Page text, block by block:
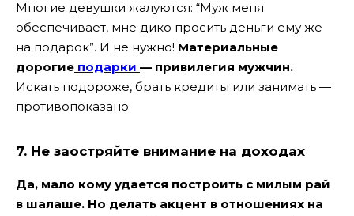
Многие девушки жалуются: “Муж меня
обеспечивает, мне дико просить деньги ему же
на подарок”. И не нужно! Материальные
дорогие подарки — привилегия мужчин.
Искать подороже, брать кредиты или занимать —
противопоказано.
7. Не заостряйте внимание на доходах
Да, мало кому удается построить с милым рай
в шалаше. Но делать акцент в отношениях на